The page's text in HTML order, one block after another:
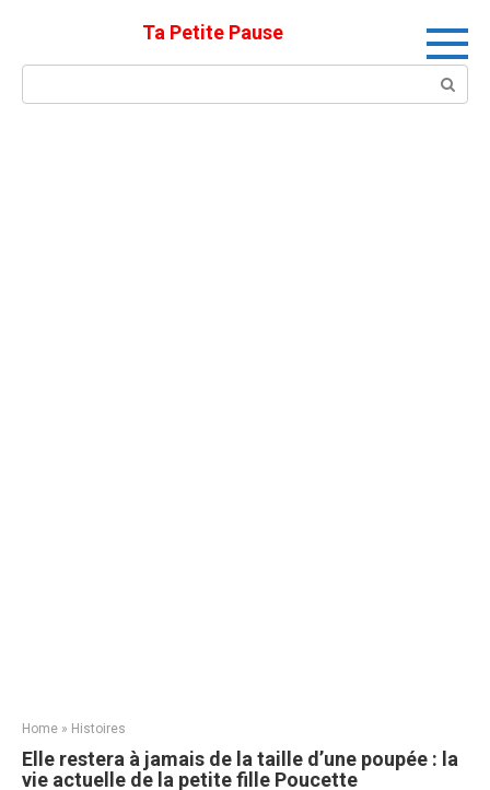
Ta Petite Pause
Search:
Home » Histoires
Elle restera à jamais de la taille d’une poupée : la
vie actuelle de la petite fille Poucette